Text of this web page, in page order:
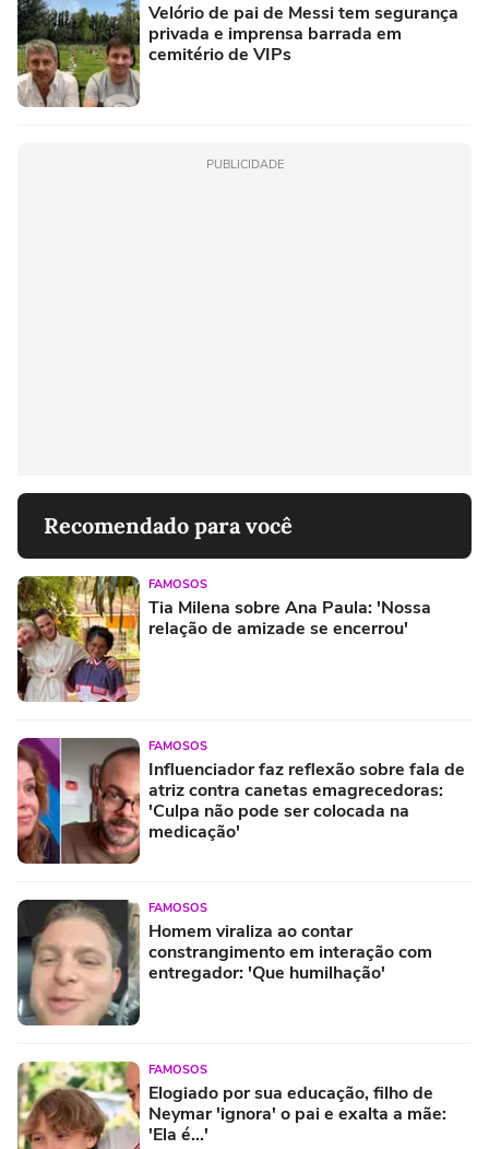
Velório de pai de Messi tem segurança
privada e imprensa barrada em
cemitério de VIPs
PUBLICIDADE
Recomendado para você
FAMOSOS
Tia Milena sobre Ana Paula: 'Nossa
relação de amizade se encerrou'
FAMOSOS
Influenciador faz reflexão sobre fala de
atriz contra canetas emagrecedoras:
'Culpa não pode ser colocada na
medicação'
FAMOSOS
Homem viraliza ao contar
constrangimento em interação com
entregador: 'Que humilhação'
FAMOSOS
Elogiado por sua educação, filho de
Neymar 'ignora' o pai e exalta a mãe:
'Ela é...'